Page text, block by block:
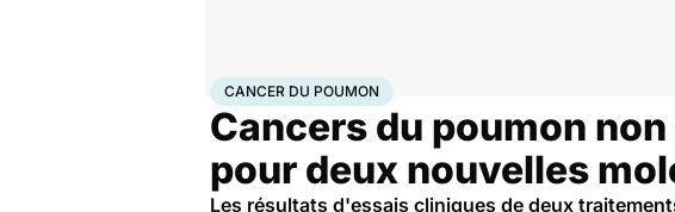
AccueilSantéMaladiesCancer
CANCER DU POUMON
Cancers du poumon
pour deux nouvelles
Les résultats d'essais cliniques de deux